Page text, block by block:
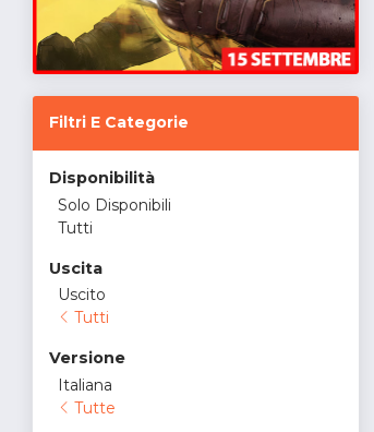
Filtri E Categorie
Disponibilità
Solo Disponibili
Tutti
Uscita
Uscito
Tutti
Versione
Italiana
Tutte